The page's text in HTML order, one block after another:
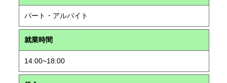
パート・アルバイト
就業時間
14:00~18:00